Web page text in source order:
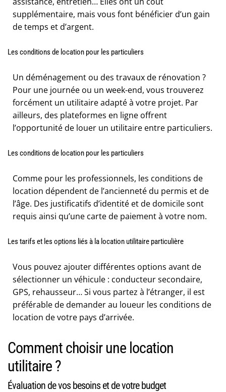
supplémentaire, mais vous font bénéficier d’un gain
de temps et d’argent.
Les conditions de location pour les particuliers
Un déménagement ou des travaux de rénovation ?
Pour une journée ou un week-end, vous trouverez
forcément un utilitaire adapté à votre projet. Par
ailleurs, des plateformes en ligne offrent
l’opportunité de louer un utilitaire entre particuliers.
Les conditions de location pour les particuliers
Comme pour les professionnels, les conditions de
location dépendent de l’ancienneté du permis et de
l’âge. Des justificatifs d’identité et de domicile sont
requis ainsi qu’une carte de paiement à votre nom.
Les tarifs et les options liés à la location utilitaire particulière
Vous pouvez ajouter différentes options avant de
sélectionner un véhicule : conducteur secondaire,
GPS, rehausseur… Si vous partez à l’étranger, il est
préférable de demander au loueur les conditions de
location de votre pays d’arrivée.
Comment choisir une location
utilitaire ?
Évaluation de vos besoins et de votre budget